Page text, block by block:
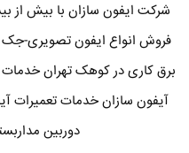
شرکت ایفون سازان با بیش از
فروش انواع ایفون تصویری-جک
برق کاری در کوهک تهران
آیفون سازان خدمات تعمیرات
دوربین